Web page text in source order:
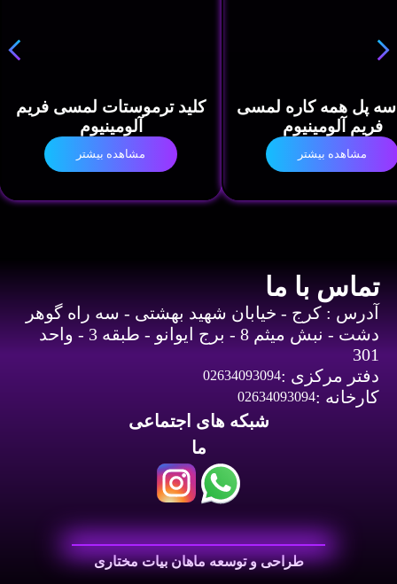
کلید ترموستات لمسی فریم
آلومینیوم
مشاهده بیشتر
سه پل همه کاره لمسی
فریم آلومینیوم
مشاهده بیشتر
تماس با ما
آدرس : کرج - خیابان شهید بهشتی - سه راه گوهر
دشت - نبش میثم 8 - برج ایوانو - طبقه 3 - واحد
301
دفتر مرکزی :02634093094
کارخانه :02634093094
شبکه های اجتماعی
ما
طراحی و توسعه ماهان بیات مختاری